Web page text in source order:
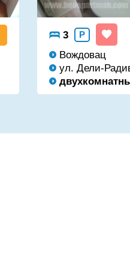
3 P
Вождовац
ул. Дели-